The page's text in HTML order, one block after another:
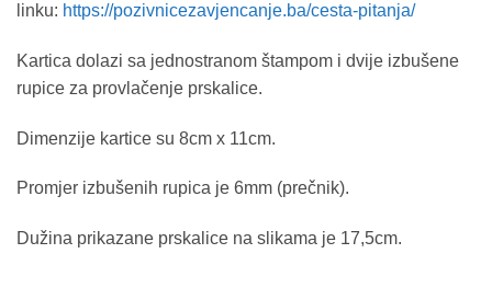
linku: https://pozivnicezavjencanje.ba/cesta-pitanja/
Kartica dolazi sa jednostranom štampom i dvije izbušene
rupice za provlačenje prskalice.
Dimenzije kartice su 8cm x 11cm.
Promjer izbušenih rupica je 6mm (prečnik).
Dužina prikazane prskalice na slikama je 17,5cm.